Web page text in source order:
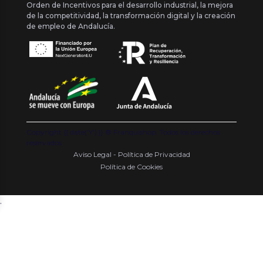
Orden de Incentivos para el desarrollo industrial, la mejora
de la competitividad, la transformación digital y la creación
de empleo de Andalucía.
Copyright {{ date('Y') }} ® Franquishop. Todos los derechos
reservados
Aviso Legal - Política de Privacidad
Política de Cookies
.